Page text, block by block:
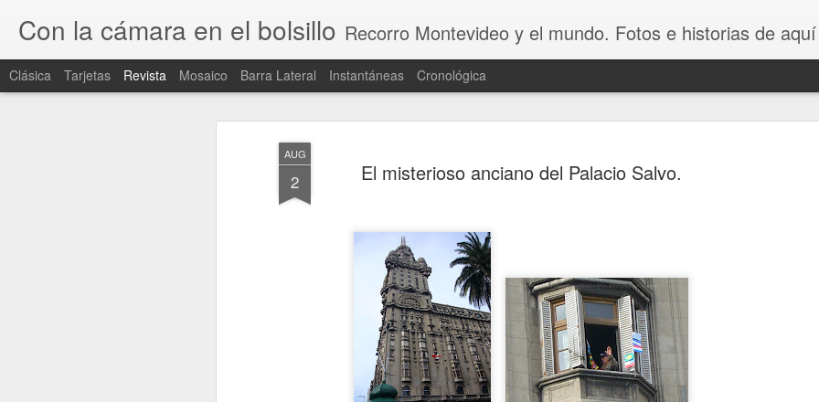
AUG
2 El misterioso anciano del Palacio Salvo.
Con la cámara en el bolsillo Recorro Montevideo y el mundo. Fotos e historias de
Clásica Tarjetas Revista Mosaico Barra Lateral Instantáneas Cronológica
20 INVENTOS
Dicen que LA PEREZA ES LA
INVENTOS. Y en este video